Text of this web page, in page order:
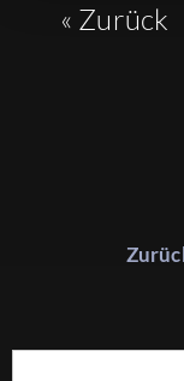
« Zurück